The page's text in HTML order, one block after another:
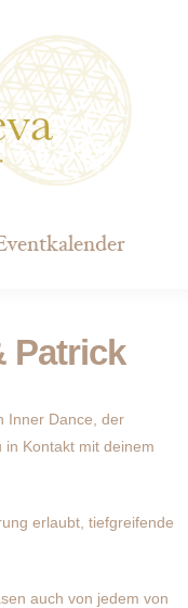
Patrick
Inner Dance, der
Kontakt mit deinem
erlaubt, tiefgreifende
auch von jedem von